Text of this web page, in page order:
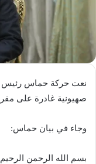
نعت حركة حماس رئيس
صهيونية غادرة على مقر
وجاء في بيان حماس:
بسم الله الرحمن الرحيم